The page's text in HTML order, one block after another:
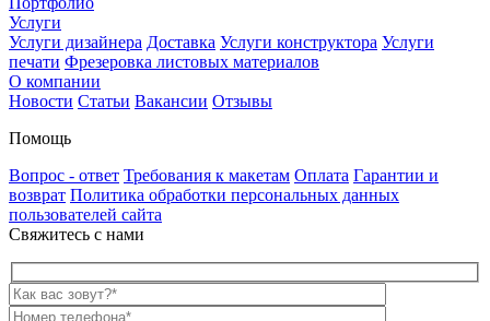
Услуги
Услуги дизайнера Доставка Услуги конструктора Услуги
печати Фрезеровка листовых материалов
О компании
Новости Статьи Вакансии Отзывы
Помощь
Вопрос - ответ Требования к макетам Оплата Гарантии и
возврат Политика обработки персональных данных
пользователей сайта
Свяжитесь с нами